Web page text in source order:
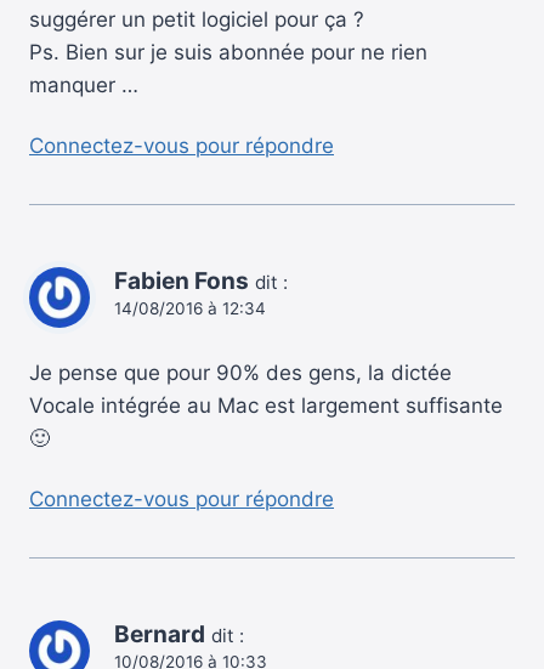
suggérer un petit logiciel pour ça ?
Ps. Bien sur je suis abonnée pour ne rien
manquer …
Connectez-vous pour répondre
Fabien Fons dit :
14/08/2016 à 12:34
Je pense que pour 90% des gens, la dictée
Vocale intégrée au Mac est largement suffisante
🙂
Connectez-vous pour répondre
Bernard dit :
10/08/2016 à 10:33